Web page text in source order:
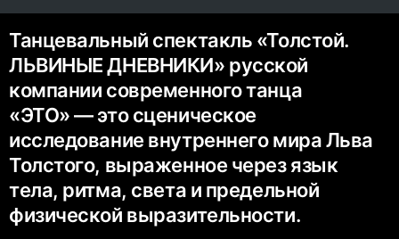
Танцевальный спектакль «Толстой.
ЛЬВИНЫЕ ДНЕВНИКИ» русской
компании современного танца
«ЭТО» — это сценическое
исследование внутреннего мира Льва
Толстого, выраженное через язык
тела, ритма, света и предельной
физической выразительности.